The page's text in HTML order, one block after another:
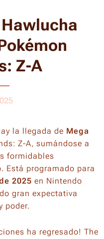
Z-A
la llegada de Mega
Z-A, sumándose a
formidables
Está programado para
2025 en Nintendo
gran expectativa
poder.
ha regresado! The